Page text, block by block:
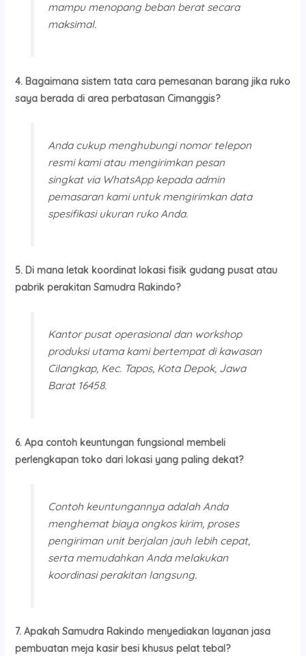
mampu menopang beban berat secara
maksimal.
4. Bagaimana sistem tata cara pemesanan barang jika ruko
saya berada di area perbatasan Cimanggis?
Anda cukup menghubungi nomor telepon
resmi kami atau mengirimkan pesan
singkat via WhatsApp kepada admin
pemasaran kami untuk mengirimkan data
spesifikasi ukuran ruko Anda.
5. Di mana letak koordinat lokasi fisik gudang pusat atau
pabrik perakitan Samudra Rakindo?
Kantor pusat operasional dan workshop
produksi utama kami bertempat di kawasan
Cilangkap, Kec. Tapos, Kota Depok, Jawa
Barat 16458.
6. Apa contoh keuntungan fungsional membeli
perlengkapan toko dari lokasi yang paling dekat?
Contoh keuntungannya adalah Anda
menghemat biaya ongkos kirim, proses
pengiriman unit berjalan jauh lebih cepat,
serta memudahkan Anda melakukan
koordinasi perakitan langsung.
7. Apakah Samudra Rakindo menyediakan layanan jasa
pembuatan meja kasir besi khusus pelat tebal?